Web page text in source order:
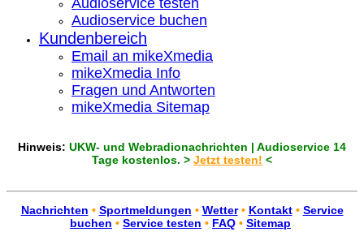
Audioservice testen
Audioservice buchen
Kundenbereich
Email an mikeXmedia
mikeXmedia Info
Fragen und Antworten
mikeXmedia Sitemap
Hinweis: UKW- und Webradionachrichten | Audioservice 14
Tage kostenlos. > Jetzt testen! <
Nachrichten • Sportmeldungen • Wetter• Kontakt • Service
buchen • Service testen • FAQ • Sitemap